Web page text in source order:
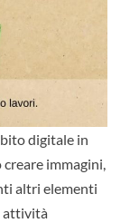
digitale in
immagini,
altri elementi
attività